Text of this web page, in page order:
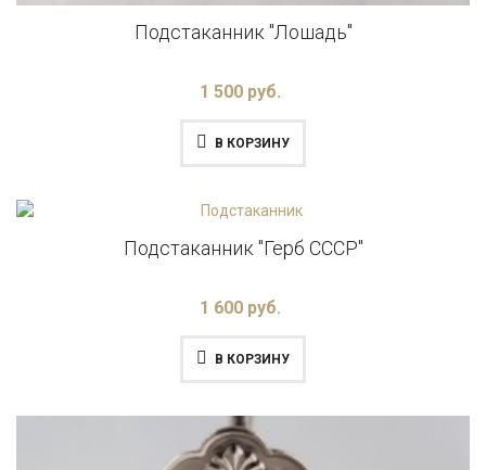
Подстаканник "Лошадь"
1 500 руб.
В КОРЗИНУ
Подстаканник "Герб СССР"
1 600 руб.
В КОРЗИНУ